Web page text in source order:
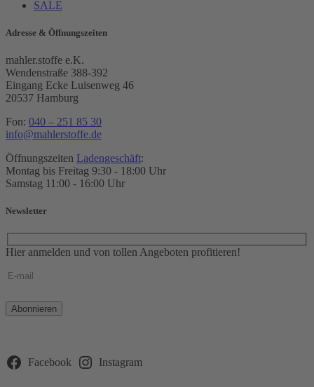
SALE
Adresse & Öffnungszeiten
mahler.stoffe e.K.
Wendenstraße 388-392
Eingang Ecke Luisenweg 46
20537 Hamburg
Fon: 040 – 251 85 30
info@mahlerstoffe.de
Öffnungszeiten Ladengeschäft:
Montag bis Freitag 9:30 - 18:00 Uhr
Samstag 11:00 - 16:00 Uhr
Newsletter
Hier anmelden und von tollen Angeboten profitieren!
Bitte
lasse
leer.
Facebook Instagram